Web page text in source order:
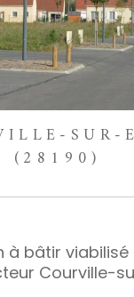
SUR-
(28190)
à bâtir viabilisé
Courville-